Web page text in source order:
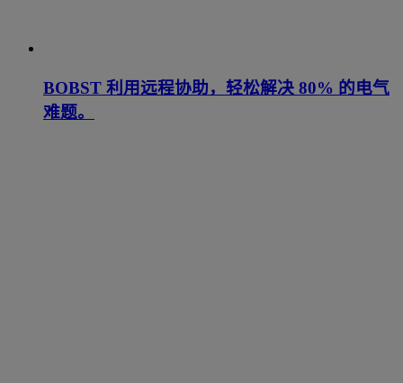
BOBST 利用远程协助，轻松解决 80% 的电气
难题。